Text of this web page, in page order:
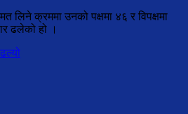
लिने क्रममा उनको पक्षमा ४६ र विपक्षमा
ढलेको हो ।